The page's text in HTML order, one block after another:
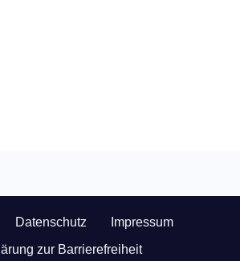
Datenschutz
Impressum
zur Barrierefreiheit